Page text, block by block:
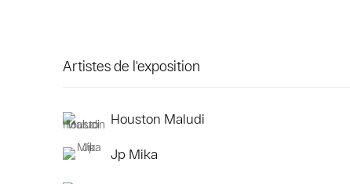
Artistes de l'exposition
Houston Maludi
Jp Mika